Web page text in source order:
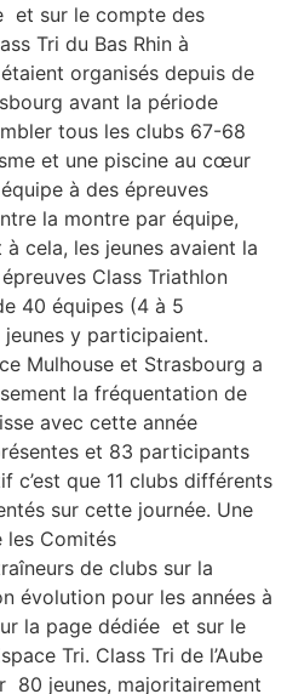
et sur le compte des
Tri du Bas Rhin à
organisés depuis de
avant la période
tous les clubs 67-68
et une piscine au cœur
à des épreuves
la montre par équipe,
cela, les jeunes avaient la
Class Triathlon
40 équipes (4 à 5
y participaient.
Mulhouse et Strasbourg a
la fréquentation de
avec cette année
et 83 participants
c’est que 11 clubs différents
sur cette journée. Une
les Comités
de clubs sur la
évolution pour les années à
la page dédiée et sur le
Tri. Class Tri de l’Aube
80 jeunes, majoritairement